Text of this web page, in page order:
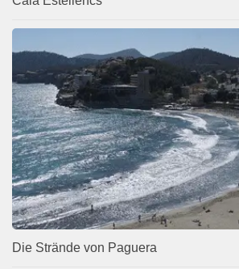
Die Strände von Paguera